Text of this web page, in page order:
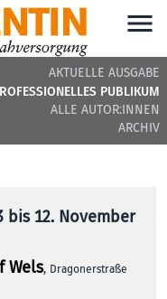
AKTUELLE AUSGABE
PUBLIKUM
ALLE AUTOR:INNEN
ARCHIV
unlimited
bis 12. November
Wels, Dragonerstraße